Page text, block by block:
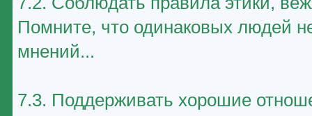
Помните, что одинаковых людей
мнений...
7.3. Поддерживать хорошие